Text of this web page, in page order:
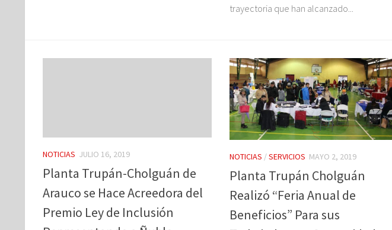
trayectoria que han alcanzado...
NOTICIAS JULIO 16, 2019
Planta Trupán-Cholguán de
Arauco se Hace Acreedora del
Premio Ley de Inclusión
NOTICIAS /SERVICIOS MAYO 2, 2019
Planta Trupán Cholguán
Realizó “Feria Anual de
Beneficios” Para sus